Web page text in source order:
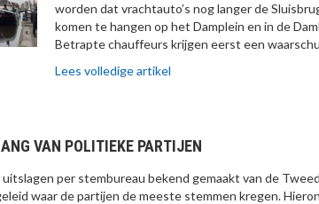
worden dat vrachtauto’s nog langer de
komen te hangen op het Damplein en in de
Betrapte chauffeurs krijgen eerst een
Lees volledige artikel
VAN POLITIEKE PARTIJEN
per stembureau bekend gemaakt van de
waar de partijen de meeste stemmen kregen.